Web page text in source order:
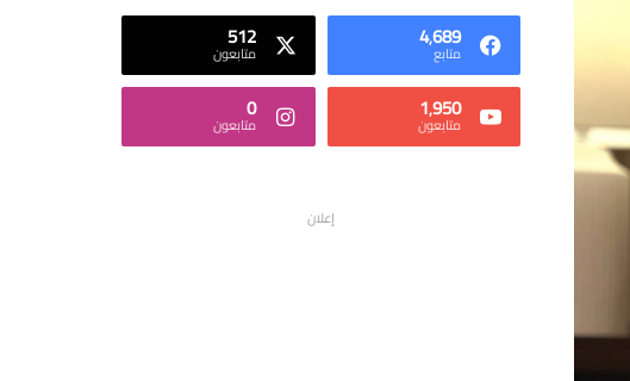
4٬689
متابع 512
متابعون
1٬950
متابعون 0
متابعون
إعلان